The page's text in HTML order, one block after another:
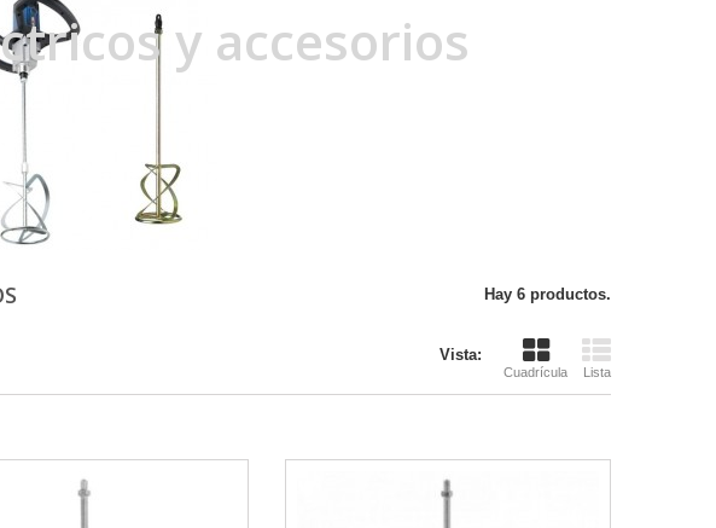
y accesorios
Hay 6 productos.
Vista:
Cuadrícula Lista